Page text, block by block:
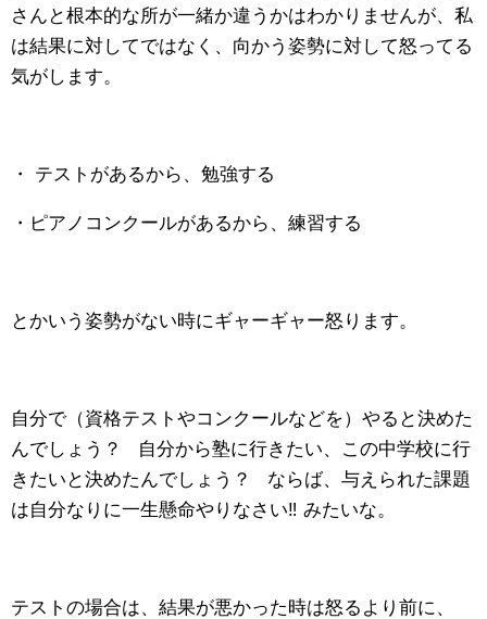
さんと根本的な所が一緒か違うかはわかりませんが、私
は結果に対してではなく、向かう姿勢に対して怒ってる
気がします。
・ テストがあるから、勉強する
・ピアノコンクールがあるから、練習する
とかいう姿勢がない時にギャーギャー怒ります。
自分で（資格テストやコンクールなどを）やると決めた
んでしょう？ 自分から塾に行きたい、この中学校に行
きたいと決めたんでしょう？ ならば、与えられた課題
は自分なりに一生懸命やりなさい‼️ みたいな。
テストの場合は、結果が悪かった時は怒るより前に、